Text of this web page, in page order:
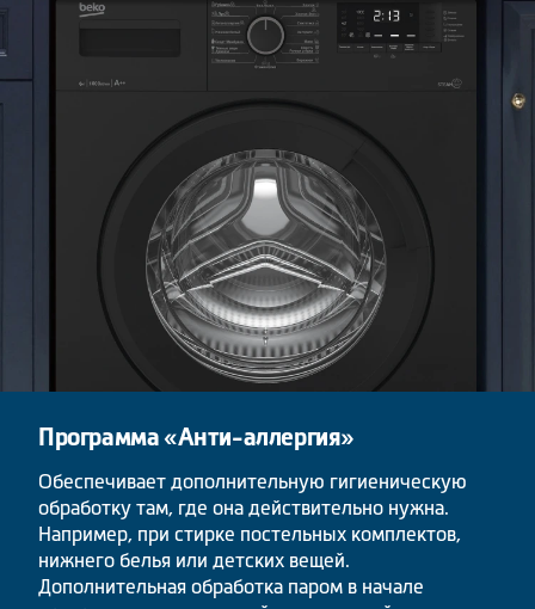
Программа «Анти-аллергия»
Обеспечивает дополнительную гигиеническую
обработку там, где она действительно нужна.
Например, при стирке постельных комплектов,
нижнего белья или детских вещей.
Дополнительная обработка паром в начале